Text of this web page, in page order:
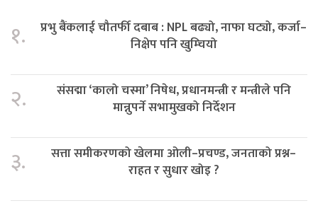
१.
प्रभु बैंकलाई चौतर्फी दबाब : NPL बढ्यो, नाफा घट्यो, कर्जा–
निक्षेप पनि खुम्चियो
२.
संसद्मा ‘कालो चस्मा’ निषेध, प्रधानमन्त्री र मन्त्रीले पनि
मान्नुपर्ने सभामुखको निर्देशन
३.
सत्ता समीकरणको खेलमा ओली–प्रचण्ड, जनताको प्रश्न–
राहत र सुधार खोइ ?